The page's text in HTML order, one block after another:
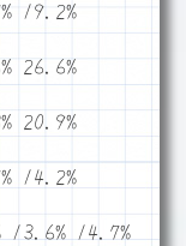
19.2%
26.6%
20.9%
14.2%
13.6% 14.7%